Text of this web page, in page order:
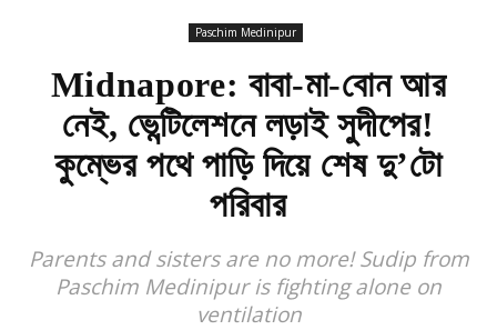
Paschim Medinipur
Midnapore: বাবা-মা-বোন আর
নেই, ভেন্টিলেশনে লড়াই সুদীপের!
কুম্ভের পথে পাড়ি দিয়ে শেষ দু’টো
পরিবার
Parents and sisters are no more! Sudip from
Paschim Medinipur is fighting alone on
ventilation